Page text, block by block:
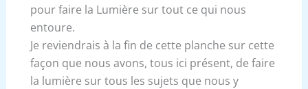
pour faire la Lumière sur tout ce qui nous
entoure.
Je reviendrais à la fin de cette planche sur cette
façon que nous avons, tous ici présent, de faire
la lumière sur tous les sujets que nous y